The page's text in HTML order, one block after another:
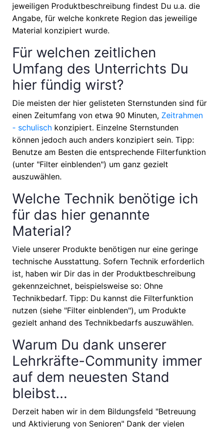
jeweiligen Produktbeschreibung findest Du u.a. die
Angabe, für welche konkrete Region das jeweilige
Material konzipiert wurde.
Für welchen zeitlichen
Umfang des Unterrichts Du
hier fündig wirst?
Die meisten der hier gelisteten Sternstunden sind für
einen Zeitumfang von etwa 90 Minuten, Zeitrahmen
- schulisch konzipiert. Einzelne Sternstunden
können jedoch auch anders konzipiert sein. Tipp:
Benutze am Besten die entsprechende Filterfunktion
(unter "Filter einblenden") um ganz gezielt
auszuwählen.
Welche Technik benötige ich
für das hier genannte
Material?
Viele unserer Produkte benötigen nur eine geringe
technische Ausstattung. Sofern Technik erforderlich
ist, haben wir Dir das in der Produktbeschreibung
gekennzeichnet, beispielsweise so: Ohne
Technikbedarf. Tipp: Du kannst die Filterfunktion
nutzen (siehe "Filter einblenden"), um Produkte
gezielt anhand des Technikbedarfs auszuwählen.
Warum Du dank unserer
Lehrkräfte-Community immer
auf dem neuesten Stand
bleibst...
Derzeit haben wir in dem Bildungsfeld "Betreuung
und Aktivierung von Senioren" Dank der vielen